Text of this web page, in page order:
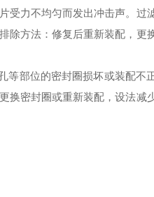
力不均匀而发出冲击声。过
方法：修复后重新装配，更
等部位的密封圈损坏或装配不
密封圈或重新装配，设法减